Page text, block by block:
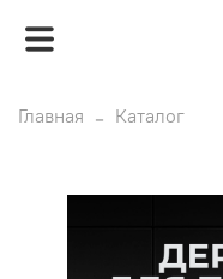
Главная Каталог